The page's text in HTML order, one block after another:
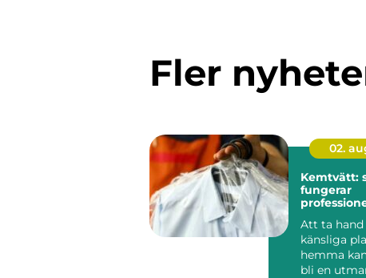
Fler
02.
Kemtvätt:
fungerar
Att ta
känsliga
hemma
bli en